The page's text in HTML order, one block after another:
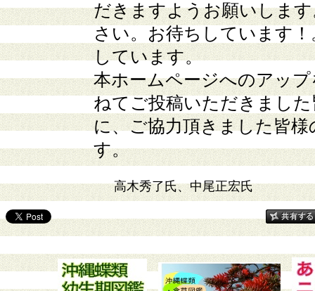
だきますようお願いしま
さい。お待ちしています
しています。
本ホームページへのアッ
ねてご投稿いただきまし
に、ご協力頂きました皆
す。
高木秀了氏、中尾正宏氏